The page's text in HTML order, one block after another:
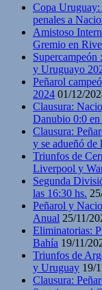
Copa
penales a
Amistoso
Gremio en
Supercampeón
y Uruguayo
Peñarol
2024 01/12/
Clausura:
Danubio 0:0
Clausura:
y se adueñó de
Triunfos de
Liverpool y
Segunda
las 16:30 hs.
Peñarol y
Anual 25/11/
Eliminatorias:
Bahía 19/11/
Triunfos de
y Uruguay 19/
Clausura: